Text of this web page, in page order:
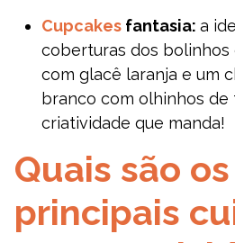
Cupcakes fantasia: a
coberturas dos bolinhos
com glacê laranja e um
branco com olhinhos de
criatividade que manda!
Quais são os
principais